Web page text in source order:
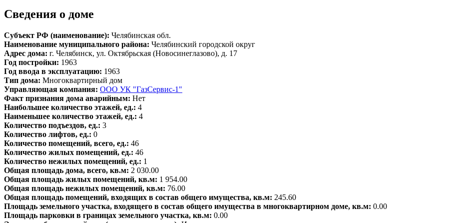
Сведения о доме
Субъект РФ (наименование): Челябинская обл.
Наименование муниципального района: Челябинский городской округ
Адрес дома: г. Челябинск, ул. Октябрьская (Новосинеглазово), д. 17
Год постройки: 1963
Год ввода в эксплуатацию: 1963
Тип дома: Многоквартирный дом
Управляющая компания: ООО УК "ГазСервис-1"
Факт признания дома аварийным: Нет
Наибольшее количество этажей, ед.: 4
Наименьшее количество этажей, ед.: 4
Количество подъездов, ед.: 3
Количество лифтов, ед.: 0
Количество помещений, всего, ед.: 46
Количество жилых помещений, ед.: 46
Количество нежилых помещений, ед.: 1
Общая площадь дома, всего, кв.м: 2 030.00
Общая площадь жилых помещений, кв.м: 1 954.00
Общая площадь нежилых помещений, кв.м: 76.00
Общая площадь помещений, входящих в состав общего имущества, кв.м: 245.60
Площадь земельного участка, входящего в состав общего имущества в многоквартирном доме, кв.м: 0.00
Площадь парковки в границах земельного участка, кв.м: 0.00